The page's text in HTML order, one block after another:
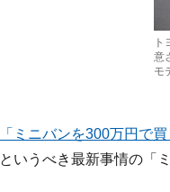
ト
意
モ
「ミニバンを300万円で
というべき最新事情の「